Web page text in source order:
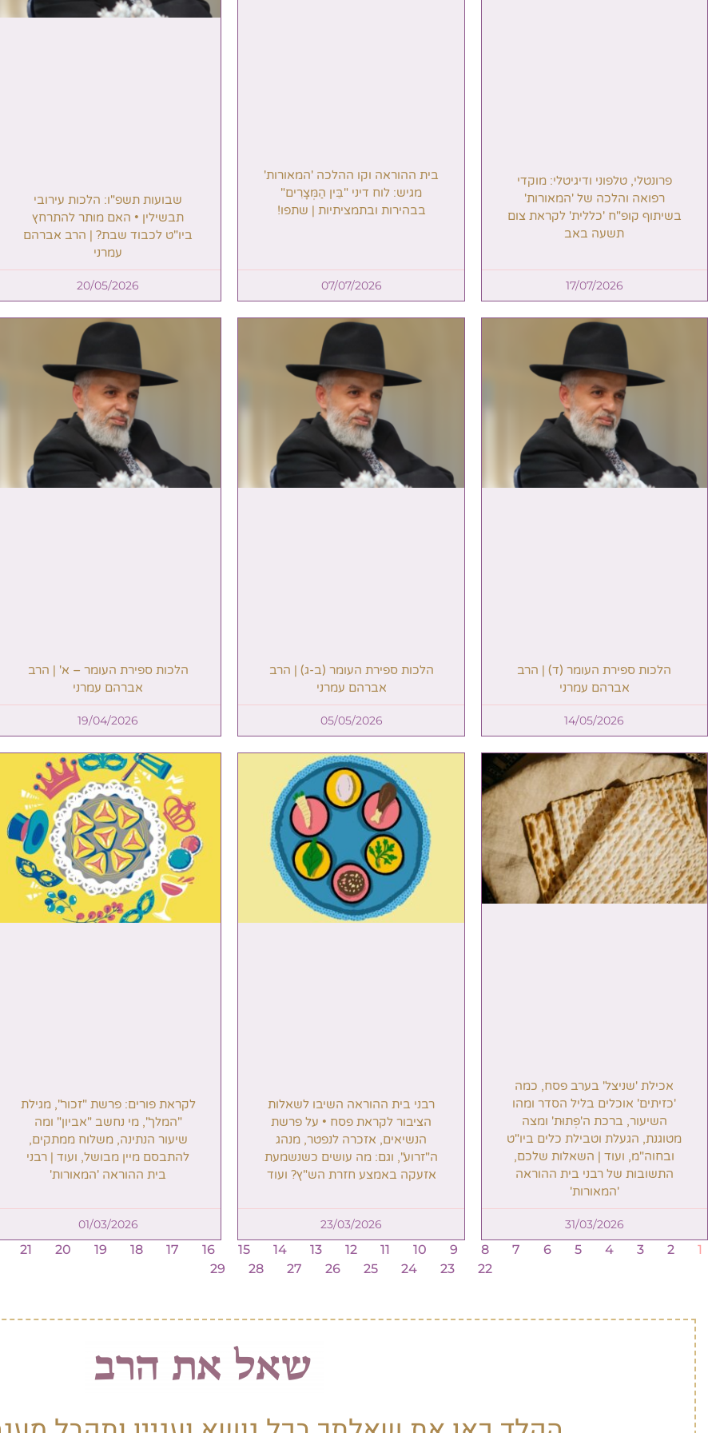
פרונטלי, טלפוני ודיגיטלי: מוקדי
רפואה והלכה של 'המאורות'
בשיתוף קופ"ח 'כללית' לקראת צום
תשעה באב
17/07/2026
בית ההוראה וקו ההלכה 'המאורות'
מגיש: לוח דיני "בֵּין הַמְּצָרִים"
בבהירות ובתמציתיות | שתפו!
07/07/2026
שבועות תשפ"ו: הלכות עירובי
תבשילין • האם מותר להתרחץ
ביו"ט לכבוד שבת? | הרב אברהם
עמרני
20/05/2026
הלכות ספירת העומר (ד) | הרב
אברהם עמרני
14/05/2026
הלכות ספירת העומר (ב-ג) | הרב
אברהם עמרני
05/05/2026
הלכות ספירת העומר – א' | הרב
אברהם עמרני
19/04/2026
אכילת 'שניצל' בערב פסח, כמה
'כזיתים' אוכלים בליל הסדר ומהו
השיעור, ברכת ה'פְתוּת' ומצה
מטוגנת, הגעלת וטבילת כלים ביו"ט
ובחוה"מ, ועוד | השאלות שלכם,
התשובות של רבני בית ההוראה
'המאורות'
31/03/2026
רבני בית ההוראה השיבו לשאלות
הציבור לקראת פסח • על פרשת
הנשיאים, אזכרה לנפטר, מנהג
ה"זרוע", וגם: מה עושים כשנשמעת
אזעקה באמצע חזרת הש"ץ? ועוד
23/03/2026
לקראת פורים: פרשת "זכור", מגילת
"המלך", מי נחשב "אביון" ומה
שיעור הנתינה, משלוח ממתקים,
להתבסם מיין מבושל, ועוד | רבני
בית ההוראה 'המאורות'
01/03/2026
1
2
3
4
5
6
7
8
9
10
11
12
13
14
15
16
17
18
19
20
21
22
23
24
25
26
27
28
29